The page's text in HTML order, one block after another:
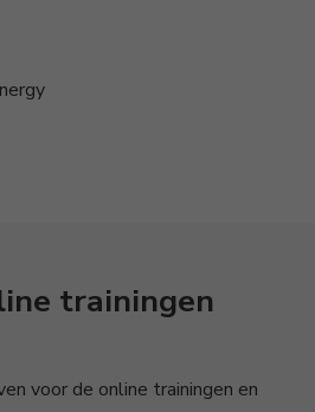
trainingen
voor de online trainingen en